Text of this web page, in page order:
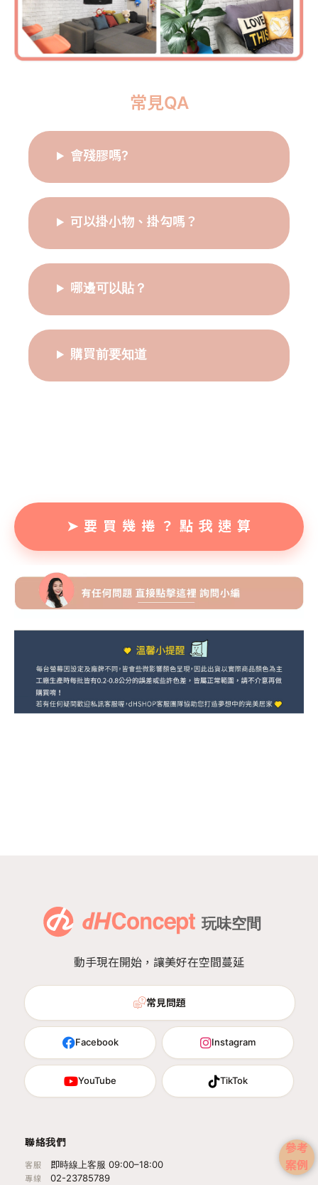
參考
案例
常見QA
會殘膠嗎?
可以掛小物、掛勾嗎？
哪邊可以貼？
購買前要知道
➤ 要 買 幾 捲 ？ 點 我 速 算
動手現在開始，讓美好在空間蔓延
常見問題
Facebook Instagram
YouTube TikTok
聯絡我們
客服 即時線上客服 09:00–18:00
專線 02-23785789